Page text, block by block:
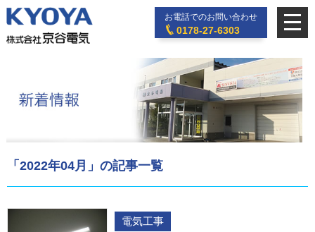
お電話でのお問い合わせ
0178-27-6303
「2022年04月」の記事一覧
電気工事